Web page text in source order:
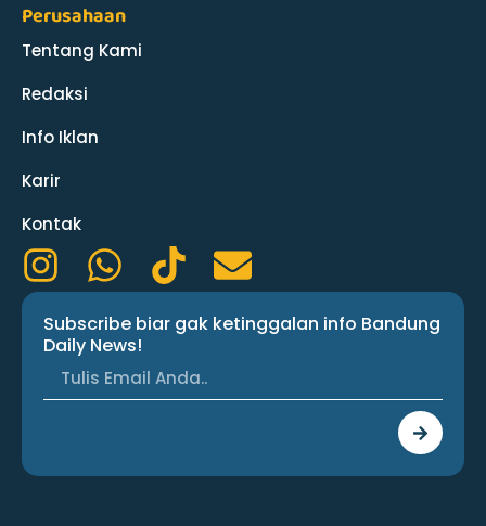
Perusahaan
Tentang Kami
Redaksi
Info Iklan
Karir
Kontak
I
n
s
a
r
W
h
a
t
s
p
T
i
k
t
o
E
n
v
l
p
Subscribe biar gak ketinggalan info Bandung
Daily News!
Submit